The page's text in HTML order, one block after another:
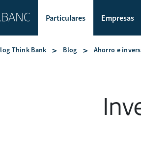
Particulares Empresas
Think Bank Blog Ahorro e